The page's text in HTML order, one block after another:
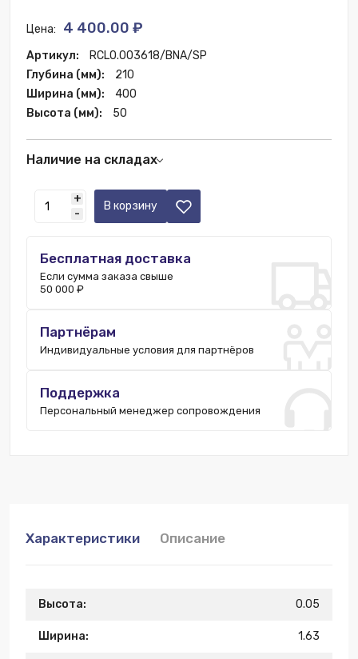
Цена: 4 400.00 ₽
Артикул:
RCL0.003618/BNA/SP
Глубина (мм):
210
Ширина (мм):
400
Высота (мм):
50
Наличие на складах
+
-
В корзину
Бесплатная доставка
Если сумма заказа свыше
50 000 ₽
Партнёрам
Индивидуальные условия для партнёров
Поддержка
Персональный менеджер сопровождения
Характеристики Описание
Высота: 0.05
Ширина: 1.63